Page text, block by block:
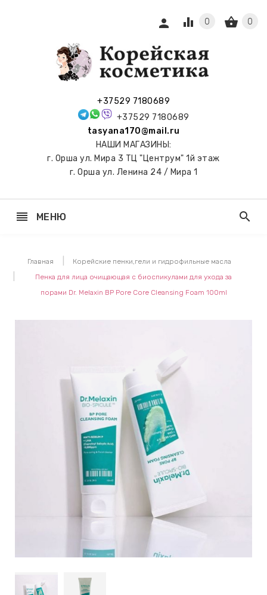
+37529 7180689
+37529 7180689
tasyana170@mail.ru
НАШИ МАГАЗИНЫ:
г. Орша ул. Мира 3 ТЦ "Центрум" 1й этаж
г. Орша ул. Ленина 24 / Мира 1
person shopping_basket 0
equalizer 0
reorder МЕНЮ
ТОНЕРЫ,
keyboard_arrow_right
КРЕМЫ
search
Главная
Корейские пенки,гели и гидрофильные масла
Пенка для лица очищающая с биоспикулами для ухода за
порами Dr. Melaxin BP Pore Core Cleansing Foam 100ml